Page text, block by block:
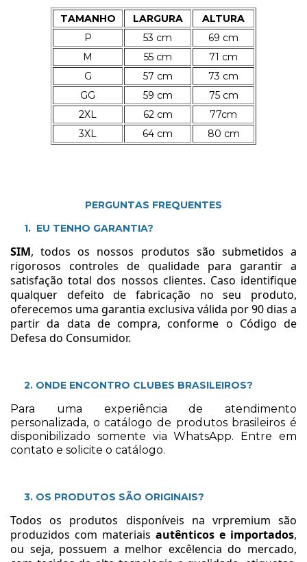
TAMANHO LARGURA
ALTURA
P
53 cm
69 cm
M
55 cm
71 cm
G
57 cm
73 cm
GG
59 cm
75 cm
2XL
62 cm
77cm
3XL
64 cm 80 cm
PERGUNTAS FREQUENTES
1. EU TENHO GARANTIA?
SIM, todos os nossos produtos são submetidos a
rigorosos controles de qualidade para garantir a
satisfação total dos nossos clientes. Caso identifique
qualquer defeito de fabricação no seu produto,
oferecemos uma garantia exclusiva válida por 90 dias a
partir da data de compra, conforme o Código de
Defesa do Consumidor.
2. ONDE ENCONTRO CLUBES BRASILEIROS?
Para uma experiência de atendimento
personalizada, o catálogo de produtos brasileiros é
disponibilizado somente via WhatsApp. Entre em
contato e solicite o catálogo.
3. OS PRODUTOS SÃO ORIGINAIS?
Todos os produtos disponíveis na vrpremium são
produzidos com materiais autênticos e importados,
ou seja, possuem a melhor excêlencia do mercado,